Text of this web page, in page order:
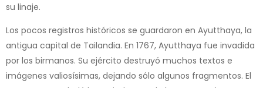
su linaje.
Los pocos registros históricos se guardaron en Ayutthaya, la
antigua capital de Tailandia. En 1767, Ayutthaya fue invadida
por los birmanos. Su ejército destruyó muchos textos e
imágenes valiosísimas, dejando sólo algunos fragmentos. El